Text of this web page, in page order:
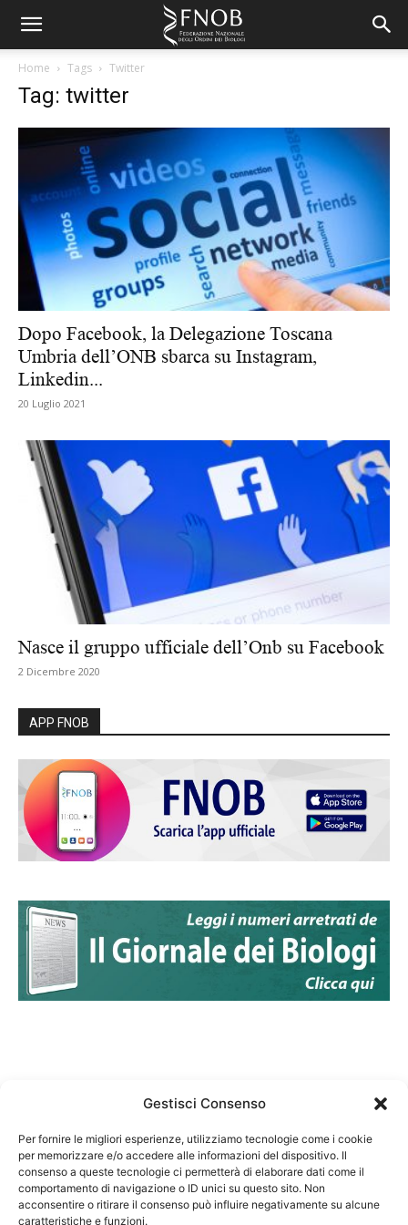
Gestisci Consenso
Per fornire le migliori esperienze, utilizziamo tecnologie come i cookie
per memorizzare e/o accedere alle informazioni del dispositivo. Il
consenso a queste tecnologie ci permetterà di elaborare dati come il
comportamento di navigazione o ID unici su questo sito. Non
acconsentire o ritirare il consenso può influire negativamente su alcune
caratteristiche e funzioni.
Home Tags Twitter
Tag: twitter
Dopo Facebook, la Delegazione Toscana
Umbria dell’ONB sbarca su Instagram,
Linkedin...
20 Luglio 2021
Nasce il gruppo ufficiale dell’Onb su Facebook
2 Dicembre 2020
APP FNOB
Federazione Nazionale Degli Ordini dei Biologi:
codice fiscale 80069130583
Responsabile sito internet www.fnob.it: Vincenzo